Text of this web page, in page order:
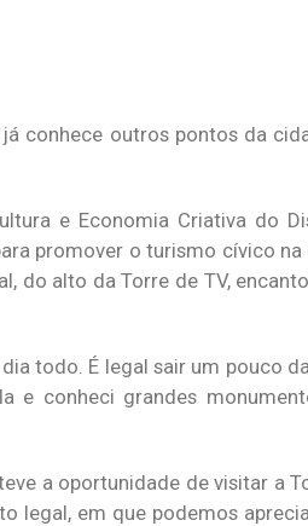
conhece outros pontos da
e Economia Criativa do
promover o turismo cívico
do alto da Torre de TV,
todo. É legal sair um pouco
e conheci grandes
a oportunidade de visitar a
legal, em que podemos